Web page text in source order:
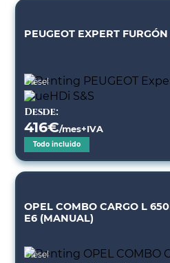
PEUGEOT EXPERT
Diésel
Desde:
416€/mes+IVA
Todo incluido
OPEL COMBO CARGO L
E6 (MANUAL)
Diésel